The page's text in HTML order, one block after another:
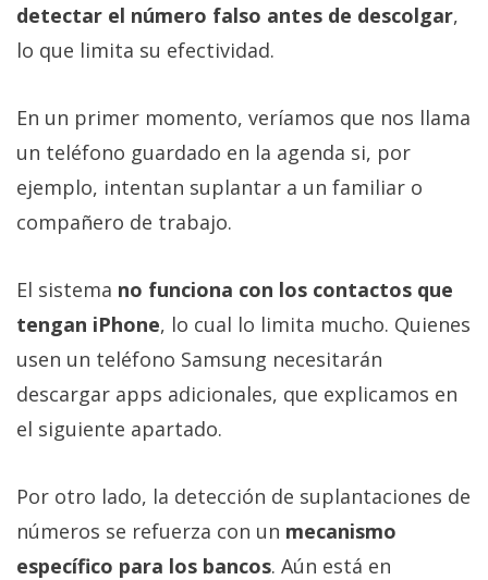
detectar el número falso antes de descolgar,
lo que limita su efectividad.
En un primer momento, veríamos que nos llama
un teléfono guardado en la agenda si, por
ejemplo, intentan suplantar a un familiar o
compañero de trabajo.
El sistema no funciona con los contactos que
tengan iPhone, lo cual lo limita mucho. Quienes
usen un teléfono Samsung necesitarán
descargar apps adicionales, que explicamos en
el siguiente apartado.
Por otro lado, la detección de suplantaciones de
números se refuerza con un mecanismo
específico para los bancos. Aún está en